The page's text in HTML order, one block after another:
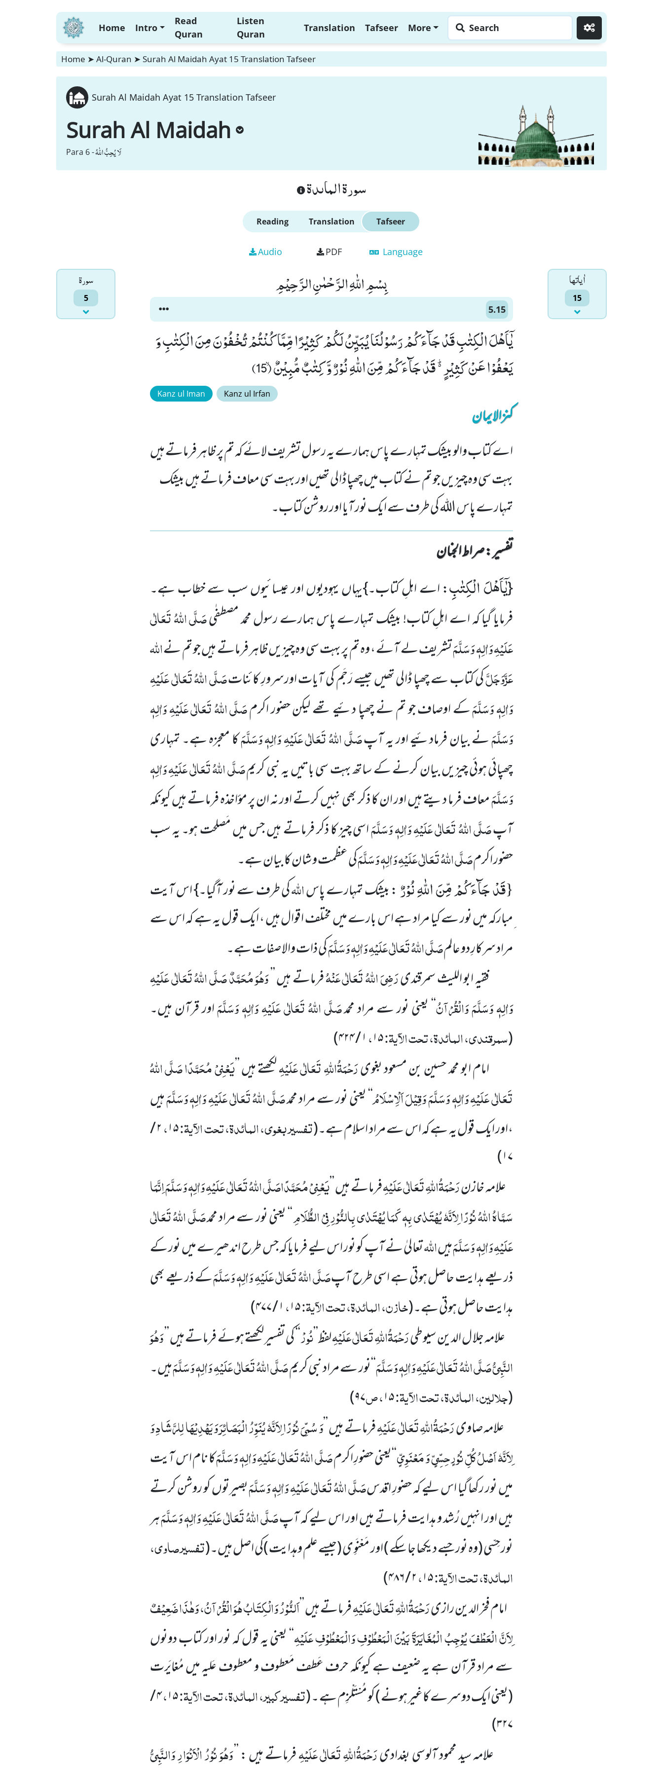
Home Intro
Read
Quran
Listen
Quran
Translation Tafseer More Search
Home ➤ Al-Quran ➤ Surah Al Maidah Ayat 15 Translation Tafseer
Surah Al Maidah Ayat 15 Translation Tafseer
Surah Al Maidah
Para 6 -لَا یُحِبُّ اللّٰهُ
سورة الماىدة
Reading Translation Tafseer
Audio PDF Language
سورۃ
5
اٰياتها
15
بِسْمِ اللّٰهِ الرَّحْمٰنِ الرَّحِیْمِ
5.15
یٰۤاَهْلَ الْكِتٰبِ قَدْ جَآءَكُمْ رَسُوْلُنَا یُبَیِّنُ لَكُمْ كَثِیْرًا مِّمَّا كُنْتُمْ تُخْفُوْنَ مِنَ الْكِتٰبِ وَ
یَعْفُوْا عَنْ كَثِیْرٍ ﱟ قَدْ جَآءَكُمْ مِّنَ اللّٰهِ نُوْرٌ وَّ كِتٰبٌ مُّبِیْنٌۙ (15)
Kanz ul Iman Kanz ul Irfan
کنزالایمان
اے کتاب والو بیشک تمہارے پاس ہمارے یہ رسول تشریف لائے کہ تم پر ظاہر فرماتے ہیں
بہت سی وہ چیزیں جو تم نے کتاب میں چھپا ڈالی تھیں اور بہت سی معاف فرماتے ہیں بیشک
تمہارے پاس اللہ کی طرف سے ایک نور آیا اور روشن کتاب۔
تفسیر : ‎صراط الجنان
{یٰۤاَهْلَ الْكِتٰبِ: اے اہلِ کتاب۔}یہاں یہودیوں اور عیسائیوں سب سے خطاب ہے۔
فرمایا گیا کہ اے اہلِ کتاب! بیشک تمہارے پاس ہمارے رسول محمد مصطفٰیصَلَّی اللہُ تَعَالٰی
عَلَیْہِ وَاٰلِہٖ وَسَلَّمَتشریف لے آئے ، وہ تم پر بہت سی وہ چیزیں ظاہر فرماتے ہیں جو تم نےاللہ
عَزَّوَجَلَّکی کتاب سے چھپا ڈالی تھیں جیسے رَجَم کی آیات اورسرورِ کائناتصَلَّی اللہُ تَعَالٰی عَلَیْہِ
وَاٰلِہٖ وَسَلَّمَکے اوصاف جو تم نے چھپا دئیے تھے لیکن حضور اکرمصَلَّی اللہُ تَعَالٰی عَلَیْہِ وَاٰلِہٖ
وَسَلَّمَنے بیان فرمادئیے اور یہ آپصَلَّی اللہُ تَعَالٰی عَلَیْہِ وَاٰلِہٖ وَسَلَّمَکا معجزہ ہے۔ تمہاری
چھپائی ہوئی چیزیں بیان کرنے کے ساتھ بہت سی باتیں یہ نبی کریمصَلَّی اللہُ تَعَالٰی عَلَیْہِ وَاٰلِہٖ
وَسَلَّمَمعاف فرما دیتے ہیں اور ان کا ذکر بھی نہیں کرتے اور نہ ان پر مؤاخذہ فرماتے ہیں کیونکہ
آپصَلَّی اللہُ تَعَالٰی عَلَیْہِ وَاٰلِہٖ وَسَلَّمَاسی چیز کا ذکر فرماتے ہیں جس میں مَصلحت ہو۔ یہ سب
حضور اکرمصَلَّی اللہُ تَعَالٰی عَلَیْہِ وَاٰلِہٖ وَسَلَّمَکی عظمت و شان کا بیان ہے۔
{قَدْ جَآءَكُمْ مِّنَ اللّٰهِ نُوْرٌ : بیشک تمہارے پاساللہکی طرف سے نور آگیا۔} اس آیت
ِمبارکہ میں نور سے کیا مراد ہے اس بارے میں مختلف اقوال ہیں ، ایک قول یہ ہے کہ اس سے
مراد سرکارِ دو عالمصَلَّی اللہُ تَعَالٰی عَلَیْہِ وَاٰلِہٖ وَسَلَّمَکی ذات والا صفات ہے۔
فقیہ ابو اللیث سمرقندیرَضِیَ اللہُ تَعَالٰی عَنْہُفرماتے ہیں’’وَھُوَ مُحَمَّدٌصَلَّی اللہُ تَعَالٰی عَلَیْہِ
وَاٰلِہٖ وَسَلَّمَوَالْقُرْآنُ‘‘یعنی نور سے مراد محمدصَلَّی اللہُ تَعَالٰی عَلَیْہِ وَاٰلِہٖ وَسَلَّمَاور قرآن ہیں۔
(سمرقندی، المائدۃ، تحت الآیۃ:۱۵،۱ / ۴۲۴)
امام ابو محمد حسین بن مسعود بغویرَحْمَۃُاللہِ تَعَالٰی عَلَیْہِلکھتے ہیں’’یَعْنِیْ مُحَمَّدًاصَلَّی اللہُ
تَعَالٰی عَلَیْہِ وَاٰلِہٖ وَسَلَّمَوَقِیْلَ اَلْاِسْلَامُ‘‘یعنی نور سے مراد محمدصَلَّی اللہُ تَعَالٰی عَلَیْہِ وَاٰلِہٖ وَسَلَّمَہیں
،اور ایک قول یہ ہے کہ اس سے مراد اسلام ہے۔(تفسیر بغوی، المائدۃ، تحت الآیۃ:۱۵، ۲ /
۱۷)
علامہ خازنرَحْمَۃُاللہِ تَعَالٰی عَلَیْہِفرماتے ہیں ’’یَعْنِیْ مُحَمَّدًاصَلَّی اللہُ تَعَالٰی عَلَیْہِ وَاٰلِہٖ وَسَلَّمَاِنَّمَا
سَمَّاہُ اللہُ نُوْرًا لِاَنَّہٗ یُھْتَدٰی بِہٖ کَمَا یُھْتَدٰی بِالنُّوْرِ فِیْ الظُّلَامِ‘‘یعنی نور سے مراد محمدصَلَّی اللہُ تَعَالٰی
عَلَیْہِ وَاٰلِہٖ وَسَلَّمَہیںاللہتعالیٰ نے آپ کو نور اس لیے فرمایا کہ جس طرح اندھیرے میں نور کے
ذریعے ہدایت حاصل ہوتی ہے اسی طرح آپصَلَّی اللہُ تَعَالٰی عَلَیْہِ وَاٰلِہٖ وَسَلَّمَکے ذریعے بھی
ہدایت حاصل ہوتی ہے۔(خازن، المائدۃ، تحت الآیۃ:۱۵،۱ / ۴۷۷)
علامہ جلا ل الدین سیوطیرَحْمَۃُاللہِ تَعَالٰی عَلَیْہِلفظ’’نُورْ‘‘ کی تفسیر لکھتے ہوئے فرماتے ہیں ’’وَھُوَ
النَّبِیُّصَلَّی اللہُ تَعَالٰی عَلَیْہِ وَاٰلِہٖ وَسَلَّمَ‘‘نور سے مراد نبی کریمصَلَّی اللہُ تَعَالٰی عَلَیْہِ وَاٰلِہٖ وَسَلَّمَہیں۔
(جلالین، المائدۃ، تحت الآیۃ:۱۵، ص۹۷)
علامہ صاویرَحْمَۃُاللہِ تَعَالٰی عَلَیْہِفرماتے ہیں ’’وَ سُمِّیَ نُوْرًا لِاَنَّہٗ یُنَوِّرُ الْبَصَائِرَ وَ یَھْدِیْھَا لِلرَّشَادِ وَ
لِاَنَّہٗ اَصْلُ کُلِّ نُوْرٍ حِسِّیٍّ وَ مَعْنَوِیٍّ‘‘یعنی حضورِ اکرمصَلَّی اللہُ تَعَالٰی عَلَیْہِ وَاٰلِہٖ وَسَلَّمَکا نام اس آیت
میں نور رکھا گیا اس لیے کہ حضورِ اقدسصَلَّی اللہُ تَعَالٰی عَلَیْہِ وَاٰلِہٖ وَسَلَّمَبصیرتوں کو روشن کرتے
ہیں اور انہیں رُشد و ہدایت فرماتے ہیں اور اس لیے کہ آپصَلَّی اللہُ تَعَالٰی عَلَیْہِ وَاٰلِہٖ وَسَلَّمَہر
نور حِسّی(وہ نور جسے دیکھا جا سکے )اور مَعْنَوِ ی(جیسے علم وہدایت )کی اصل ہیں۔(تفسیر صاوی،
المائدۃ، تحت الآیۃ:۱۵،۲ / ۴۸۶)
امام فخر الدین رازیرَحْمَۃُاللہِ تَعَالٰی عَلَیْہِفرماتے ہیں ’’اَلنُّوْرُ وَالْکِتَابُ ھُوَ الْقُرْآنُ، وَھٰذَا ضَعِیْفٌ
لِاَنَّ الْعَطْفَ یُوْجِبُ الْمُغَایَرَۃَ بَیْنَ الْمَعْطُوْفِ وَالْمَعْطُوْفِ عَلَیْہِ‘‘ یعنی یہ قول کہ نور اور کتاب دونوں
سے مراد قرآن ہے یہ ضعیف ہے کیونکہ حرف عَطف مَعطوف و معطوف عَلیہ میں مُغایَرت
(یعنی ایک دوسرے کاغیر ہونے )کو مُسْتَلْزِم ہے ۔(تفسیر کبیر، المائدۃ، تحت الآیۃ:۱۵، ۴ /
۳۲۷)
علامہ سید محمود آلوسی بغدادیرَحْمَۃُاللہِ تَعَالٰی عَلَیْہِفرماتے ہیں : ’’وَھُوَ نُوْرُ الْاَنْوَارِ وَالنَّبِیُّ